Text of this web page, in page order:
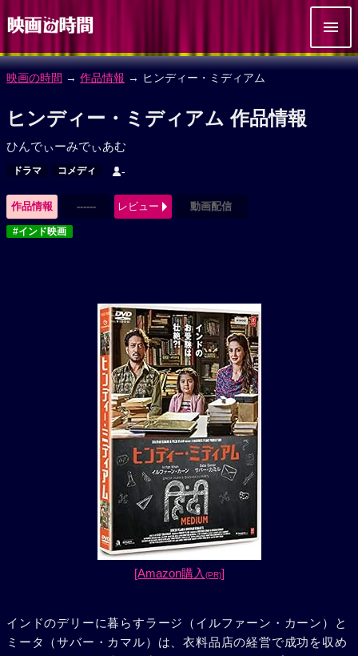
映画の時間 → 作品情報 → ヒンディー・ミディアム
ヒンディー・ミディアム 作品情報
ひんでぃーみでぃあむ
ドラマ コメディ -
作品情報 ------ レビュー 動画配信
#インド映画
[Amazon購入 (PR)]
インドのデリーに暮らすラージ（イルファーン・カーン）と
ミータ（サバー・カマル）は、衣料品店の経営で成功を収め